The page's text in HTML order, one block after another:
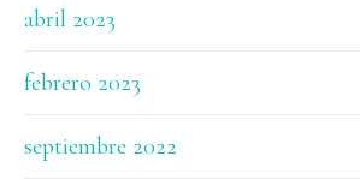
abril 2023
febrero 2023
septiembre 2022